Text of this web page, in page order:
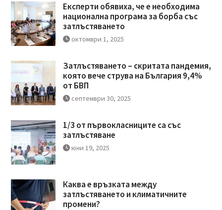
Експерти обявиха, че е необходима
национална програма за борба със
затлъстяването
октомври 1, 2025
Затлъстяването – скритата пандемия,
която вече струва на България 9,4%
от БВП
септември 30, 2025
1/3 от първокласниците са със
затлъстяване
юни 19, 2025
Каква е връзката между
затлъстяването и климатичните
промени?